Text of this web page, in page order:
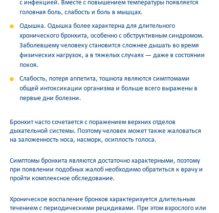
с инфекцией. Вместе с повышением температуры появляется
головная боль, слабость и боль в мышцах.
Одышка. Одышка более характерна для длительного
хронического бронхита, особенно с обструктивным синдромом.
Заболевшему человеку становится сложнее дышать во время
физических нагрузок, а в тяжелых случаях — даже в состоянии
покоя.
Слабость, потеря аппетита, тошнота являются симптомами
общей интоксикации организма и больше всего выражены в
первые дни болезни.
Бронхит часто сочетается с поражением верхних отделов
дыхательной системы. Поэтому человек может также жаловаться
на заложенность носа, насморк, осиплость голоса.
Симптомы бронхита являются достаточно характерными, поэтому
при появлении подобных жалоб необходимо обратиться к врачу и
пройти комплексное обследование.
Хроническое воспаление бронхов характеризуется длительным
течением с периодическими рецидивами. При этом взрослого или